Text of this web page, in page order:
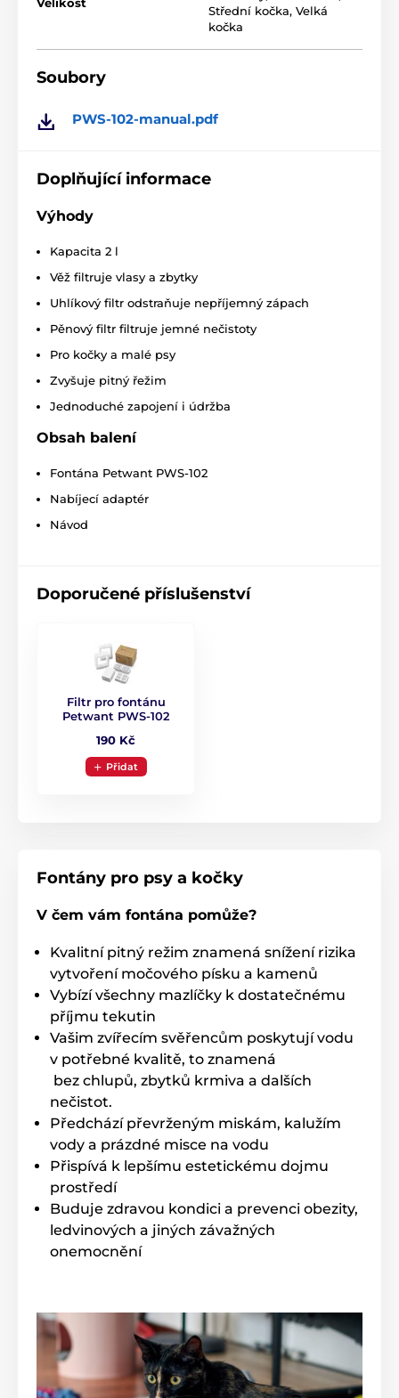
To nejlepší pro zdraví vašeho mazlíčka
Fontána vody je vybavena nejnovějším lehkým
neslyšitelné a nebude vás rušit.
čerstvou okysličenou vodupo celý den a podporuje
tak pitný režim. Díky pravidelnému pití předchází
onemocněním močových cest a močových kamenů.
Rozměry : 24 x 9,5 cm, hmotnost: 1,7 kg
ilustrativní charakter.
Fontány Nerezové Kočky
Střední kočka, Velká
kočka
Soubory
PWS-102-manual.pdf
Doplňující informace
Výhody
Kapacita 2 l
Věž filtruje vlasy a zbytky
Uhlíkový filtr odstraňuje nepříjemný zápach
Pěnový filtr filtruje jemné nečistoty
Pro kočky a malé psy
Zvyšuje pitný řežim
Jednoduché zapojení i údržba
Obsah balení
Fontána Petwant PWS-102
Nabíjecí adaptér
Návod
Doporučené příslušenství
Filtr pro fontánu
Petwant PWS-102
190 Kč
Přidat
Fontány pro psy a kočky
V čem vám fontána pomůže?
Kvalitní pitný režim znamená snížení rizika
vytvoření močového písku a kamenů
Vybízí všechny mazlíčky k dostatečnému
příjmu tekutin
Vašim zvířecím svěřencům poskytují vodu
v potřebné kvalitě, to znamená
bez chlupů, zbytků krmiva a dalších
nečistot.
Předchází převrženým miskám, kalužím
vody a prázdné misce na vodu
Přispívá k lepšímu estetickému dojmu
prostředí
Buduje zdravou kondici a prevenci obezity,
ledvinových a jiných závažných
onemocnění